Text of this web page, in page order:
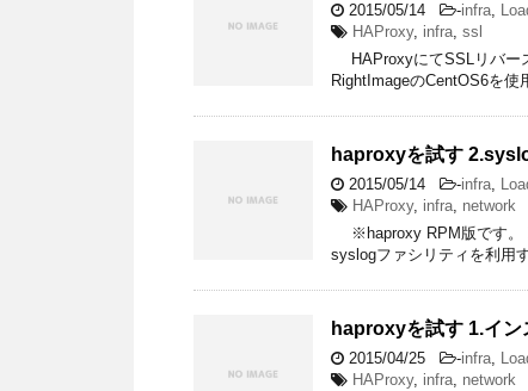
2015/05/14 -infra,
HAProxy, infra, ssl
HAProxyにてSSLリバー
RightImageのCentOS6を
haproxyを試す
2015/05/14 -infra,
HAProxy, infra, network
※haproxy RPM版です。
syslogファシリティを利用
haproxyを試す 1.イ
2015/04/25 -infra,
HAProxy, infra, network